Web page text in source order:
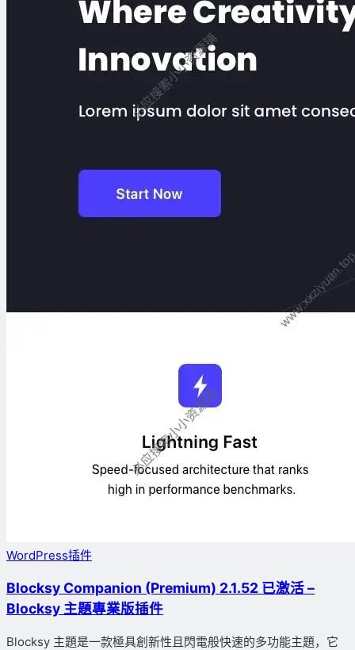
WordPress插件
Blocksy Companion (Premium) 2.1.52 已激活 –
Blocksy 主題專業版插件
Blocksy 主題是一款極具創新性且閃電般快速的多功能主題，它